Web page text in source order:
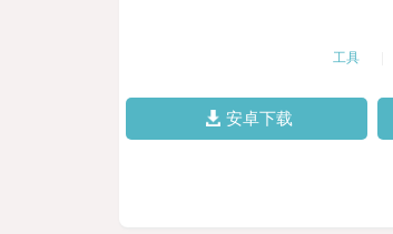
工具
安卓下载